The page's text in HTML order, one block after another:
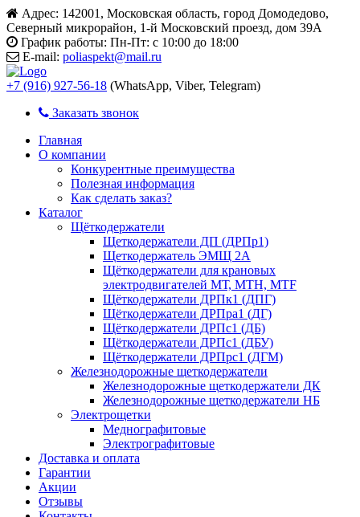
Адрес: 142001, Московская область, город Домодедово,
Северный микрорайон, 1-й Московский проезд, дом 39А
График работы: Пн-Пт: с 10:00 до 18:00
E-mail: poliaspekt@mail.ru
+7 (916) 927-56-18 (WhatsApp, Viber, Telegram)
Заказать звонок
Главная
О компании
Конкурентные преимущества
Полезная информация
Как сделать заказ?
Каталог
Щёткодержатели
Щеткодержатели ДП (ДРПр1)
Щеткодержатель ЭМЩ 2А
Щёткодержатели для крановых
электродвигателей МТ, МТН, МТF
Щёткодержатели ДРПк1 (ДПГ)
Щёткодержатели ДРПра1 (ДГ)
Щёткодержатели ДРПс1 (ДБ)
Щёткодержатели ДРПс1 (ДБУ)
Щёткодержатели ДРПрс1 (ДГМ)
Железнодорожные щеткодержатели
Железнодорожные щеткодержатели ДК
Железнодорожные щеткодержатели НБ
Электрощетки
Меднографитовые
Электрографитовые
Доставка и оплата
Гарантии
Акции
Отзывы